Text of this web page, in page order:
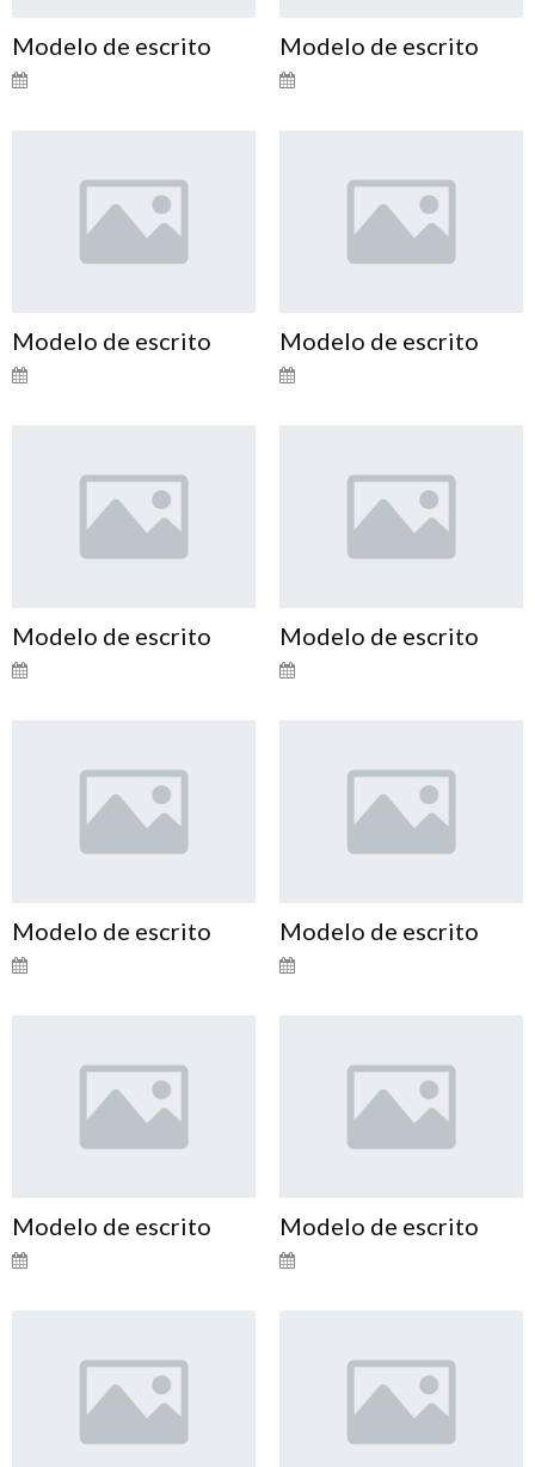
Modelo de escrito Modelo de escrito
Modelo de escrito Modelo de escrito
Modelo de escrito Modelo de escrito
Modelo de escrito Modelo de escrito
Modelo de escrito Modelo de escrito